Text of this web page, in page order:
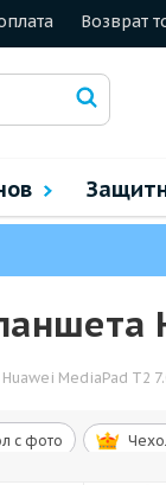
Возврат
MediaPad T2
c фото